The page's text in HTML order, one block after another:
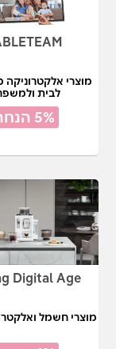
מוצרי
לבית
5% הנחה
Digital Age
מוצרי חשמל